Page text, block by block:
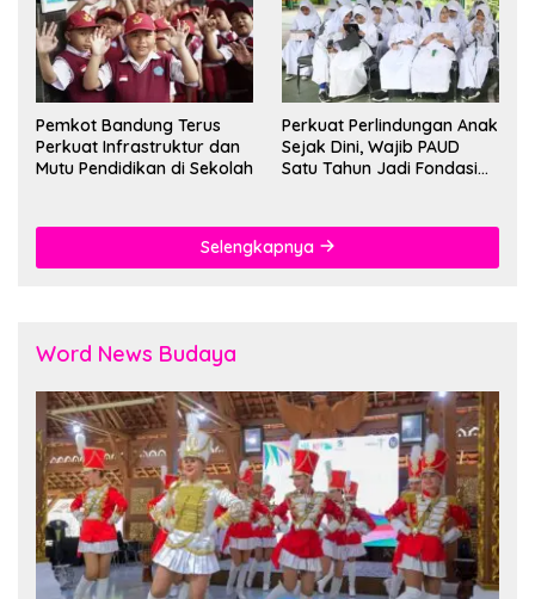
Pemkot Bandung Terus
Perkuat Infrastruktur dan
Mutu Pendidikan di Sekolah
Perkuat Perlindungan Anak
Sejak Dini, Wajib PAUD
Satu Tahun Jadi Fondasi
Selengkapnya
Word News Budaya